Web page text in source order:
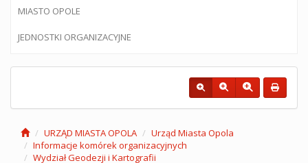
MIASTO OPOLE
JEDNOSTKI ORGANIZACYJNE
URZĄD MIASTA OPOLA
Urząd Miasta Opola
Informacje komórek organizacyjnych
Wydział Geodezji i Kartografii